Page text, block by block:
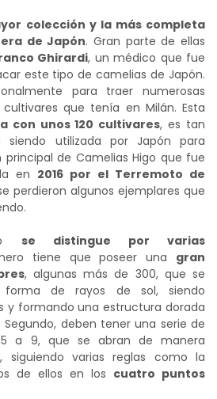
colección y la más completa
de Japón. Gran parte de ellas
Ghirardi, un médico que fue
este tipo de camelias de Japón.
para traer numerosas
que tenía en Milán. Esta
con unos 120 cultivares, es tan
utilizada por Japón para
de Camelias Higo que fue
en 2016 por el Terremoto de
perdieron algunos ejemplares que
se distingue por varias
tiene que poseer una gran
, algunas más de 300, que se
de rayos de sol, siendo
y formando una estructura dorada
deben tener una serie de
a 9, que se abran de manera
siguiendo varias reglas como la
de ellos en los cuatro puntos